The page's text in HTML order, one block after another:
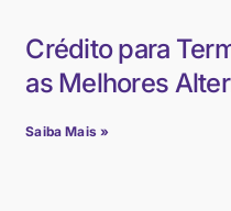
Crédito para
as Melhores
Saiba Mais »